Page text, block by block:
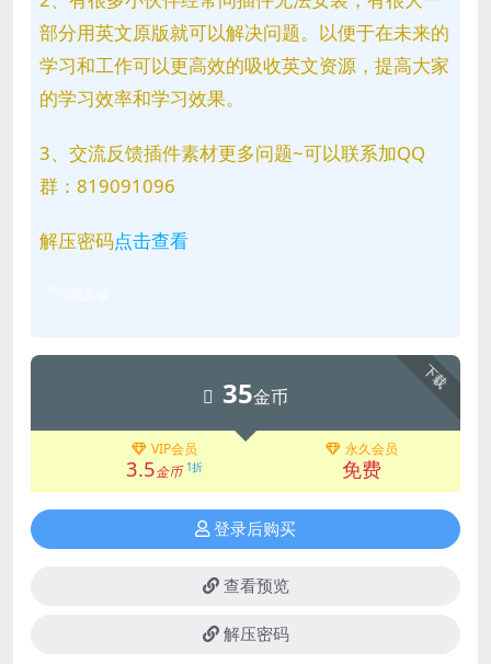
部分用英文原版就可以解决问题。以便于在未来的
学习和工作可以更高效的吸收英文资源，提高大家
的学习效率和学习效果。
3、交流反馈插件素材更多问题~可以联系加QQ
群：819091096
解压密码点击查看
下载
35金币
VIP会员
3.5金币 1折
永久会员
免费
登录后购买
查看预览
解压密码